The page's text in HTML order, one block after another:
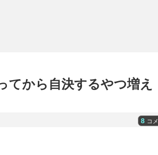
てから自決するやつ増え
8 コメ